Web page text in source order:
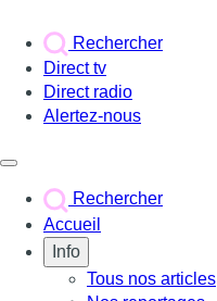
Rechercher
Direct tv
Direct radio
Alertez-nous
Rechercher
Accueil
Info
Tous nos articles